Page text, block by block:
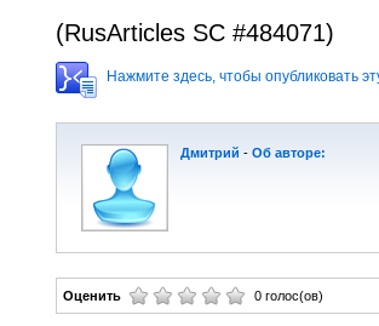
(RusArticles SC #484071)
Нажмите здесь, чтобы опубликовать
Дмитрий - Об авторе:
Оценить 0 голос(ов)